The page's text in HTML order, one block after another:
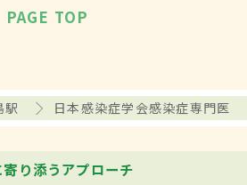
PAGE TOP
駅 日本感染症学会感染症専門医
り添うアプローチ